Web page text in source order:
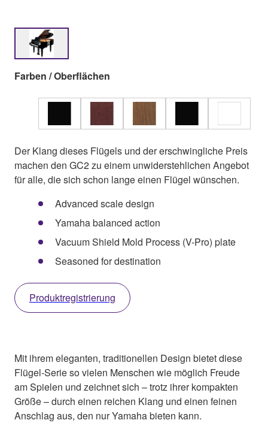
Farben / Oberflächen
Der Klang dieses Flügels und der erschwingliche Preis
machen den GC2 zu einem unwiderstehlichen Angebot
für alle, die sich schon lange einen Flügel wünschen.
Advanced scale design
Yamaha balanced action
Vacuum Shield Mold Process (V-Pro) plate
Seasoned for destination
Produktregistrierung
Mit ihrem eleganten, traditionellen Design bietet diese
Flügel-Serie so vielen Menschen wie möglich Freude
am Spielen und zeichnet sich – trotz ihrer kompakten
Größe – durch einen reichen Klang und einen feinen
Anschlag aus, den nur Yamaha bieten kann.